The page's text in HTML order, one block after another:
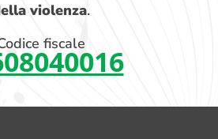
violenza.
fiscale